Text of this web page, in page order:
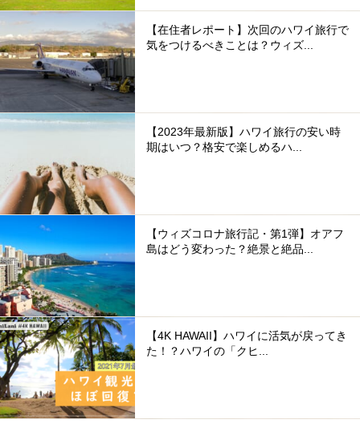
【在住者レポート】次回のハワイ旅行で
気をつけるべきことは？ウィズ...
【2023年最新版】ハワイ旅行の安い時
期はいつ？格安で楽しめるハ...
【ウィズコロナ旅行記・第1弾】オアフ
島はどう変わった？絶景と絶品...
【4K HAWAII】ハワイに活気が戻ってき
た！？ハワイの「クヒ...